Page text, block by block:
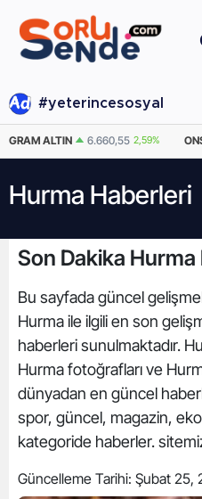
#yeterincesosyal
GRAM ALTIN 6.660,55 2,59%
Hurma Haberleri
Son Dakika
Bu sayfada güncel
Hurma ile ilgili en son
haberleri sunulmaktadır.
Hurma fotoğrafları ve
dünyadan en güncel
spor, güncel, magazin,
kategoride haberler.
Güncelleme Tarihi: Şubat 25,